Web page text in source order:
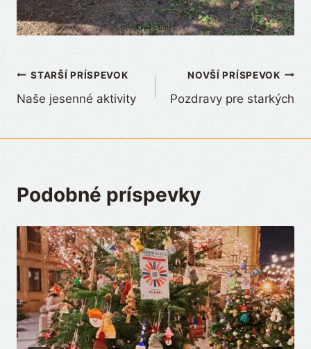
Navigácia
v
článku
STARŠÍ PRÍSPEVOK
Naše jesenné aktivity
NOVŠÍ PRÍSPEVOK
Pozdravy pre starkých
Podobné príspevky